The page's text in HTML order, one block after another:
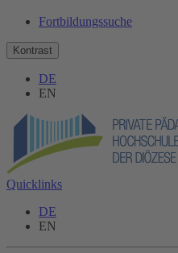
Fortbildungssuche
Kontrast
DE
EN
Quicklinks
DE
EN